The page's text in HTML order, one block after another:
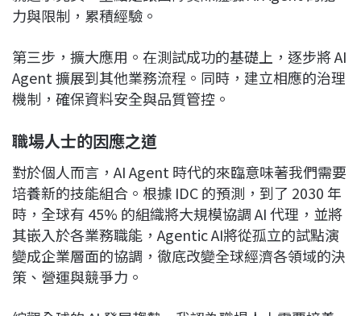
力與限制，累積經驗。
第三步，擴大應用。在測試成功的基礎上，逐步將 AI
Agent 擴展到其他業務流程。同時，建立相應的治理
機制，確保資料安全與品質管控。
職場人士的因應之道
對於個人而言，AI Agent 時代的來臨意味著我們需要
培養新的技能組合。根據 IDC 的預測，到了 2030 年
時，全球有 45% 的組織將大規模協調 AI 代理，並將
其嵌入於各業務職能，Agentic AI將從孤立的試點演
變成企業層面的協調，徹底改變全球經濟各領域的決
策、營運與競爭力。